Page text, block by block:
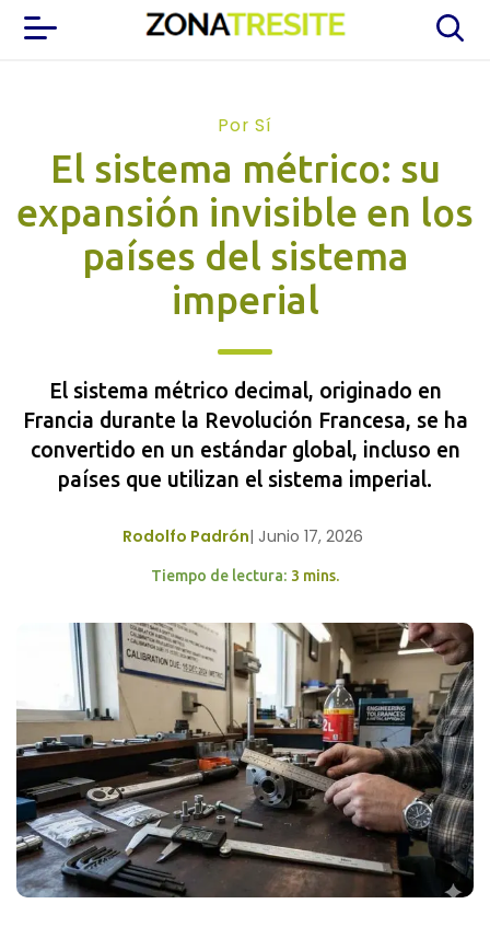
Por Sí
El sistema métrico: su
expansión invisible en los
países del sistema
imperial
El sistema métrico decimal, originado en
Francia durante la Revolución Francesa, se ha
convertido en un estándar global, incluso en
países que utilizan el sistema imperial.
Rodolfo Padrón| Junio 17, 2026
Tiempo de lectura: 3 mins.